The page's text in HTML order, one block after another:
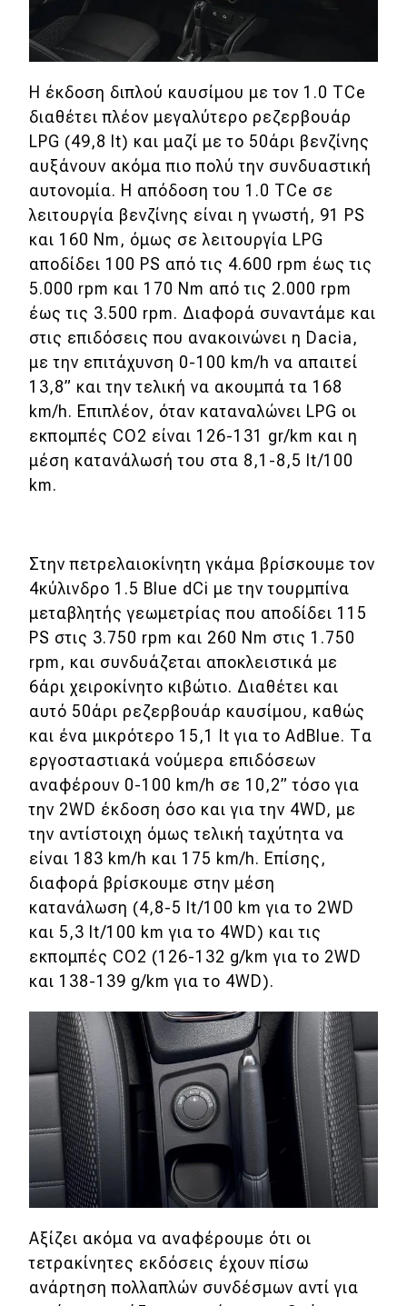
Mobility
Σταθμοί φόρτισης
Classic
Νέα
Παρουσιάσεις
DRIVE Away
MOTO
Μεταχειρισμένο
Οδηγός αγοράς
Συμβουλές
ΚΤΕΟ
Οδική βοήθεια
eDRIVE
DRIVE USED
Η έκδοση διπλού καυσίμου με τον 1.0 TCe
διαθέτει πλέον μεγαλύτερο ρεζερβουάρ
LPG (49,8 lt) και μαζί με το 50άρι βενζίνης
αυξάνουν ακόμα πιο πολύ την συνδυαστική
αυτονομία. Η απόδοση του 1.0 TCe σε
λειτουργία βενζίνης είναι η γνωστή, 91 PS
και 160 Nm, όμως σε λειτουργία LPG
αποδίδει 100 PS από τις 4.600 rpm έως τις
5.000 rpm και 170 Nm από τις 2.000 rpm
έως τις 3.500 rpm. Διαφορά συναντάμε και
στις επιδόσεις που ανακοινώνει η Dacia,
με την επιτάχυνση 0-100 km/h να απαιτεί
13,8” και την τελική να ακουμπά τα 168
km/h. Επιπλέον, όταν καταναλώνει LPG οι
εκπομπές CO2 είναι 126-131 gr/km και η
μέση κατανάλωσή του στα 8,1-8,5 lt/100
km.
Στην πετρελαιοκίνητη γκάμα βρίσκουμε τον
4κύλινδρο 1.5 Blue dCi με την τουρμπίνα
μεταβλητής γεωμετρίας που αποδίδει 115
PS στις 3.750 rpm και 260 Nm στις 1.750
rpm, και συνδυάζεται αποκλειστικά με
6άρι χειροκίνητο κιβώτιο. Διαθέτει και
αυτό 50άρι ρεζερβουάρ καυσίμου, καθώς
και ένα μικρότερο 15,1 lt για το AdBlue. Τα
εργοσταστιακά νούμερα επιδόσεων
αναφέρουν 0-100 km/h σε 10,2” τόσο για
την 2WD έκδοση όσο και για την 4WD, με
την αντίστοιχη όμως τελική ταχύτητα να
είναι 183 km/h και 175 km/h. Επίσης,
διαφορά βρίσκουμε στην μέση
κατανάλωση (4,8-5 lt/100 km για το 2WD
και 5,3 lt/100 km για το 4WD) και τις
εκπομπές CO2 (126-132 g/km για το 2WD
και 138-139 g/km για το 4WD).
Αξίζει ακόμα να αναφέρουμε ότι οι
τετρακίνητες εκδόσεις έχουν πίσω
ανάρτηση πολλαπλών συνδέσμων αντί για